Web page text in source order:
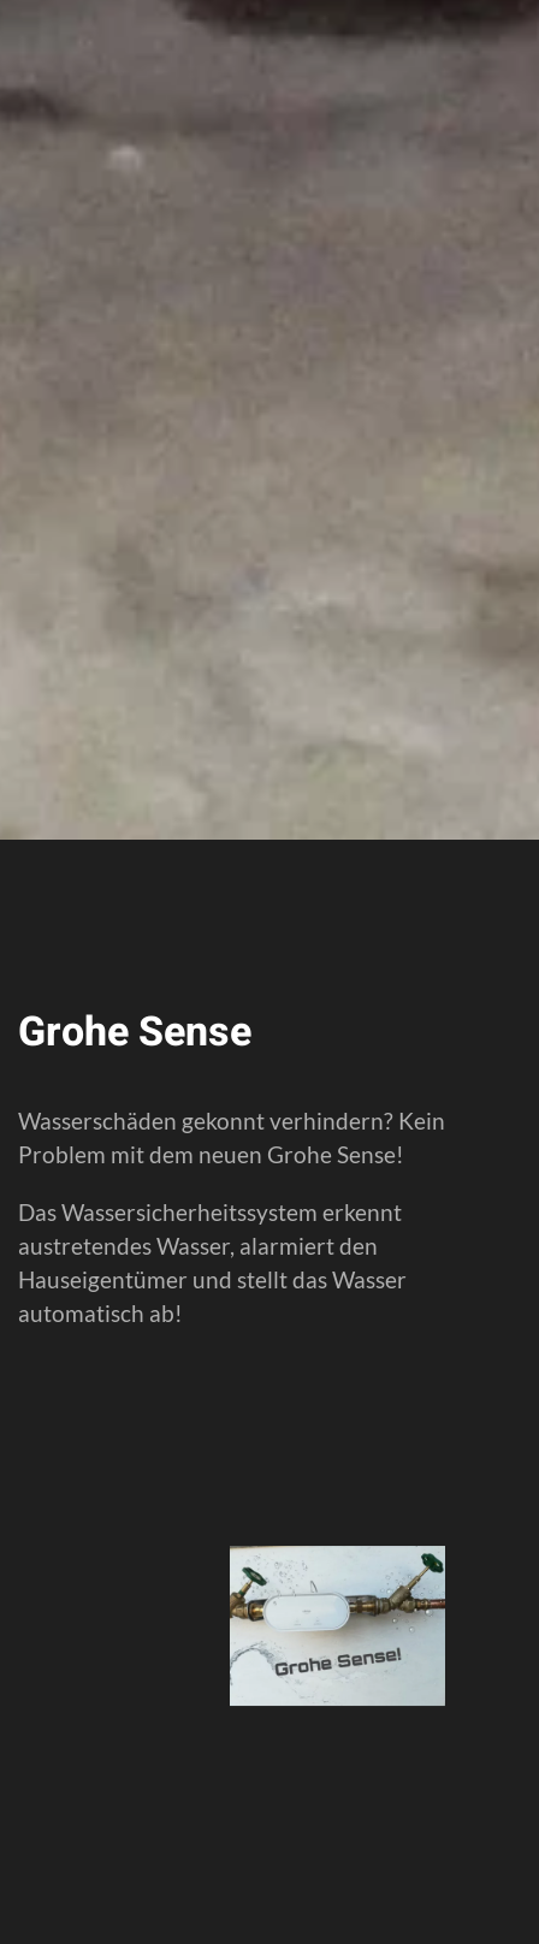
Grohe Sense
Wasserschäden gekonnt verhindern? Kein
Problem mit dem neuen Grohe Sense!
Das Wassersicherheitssystem erkennt
austretendes Wasser, alarmiert den
Hauseigentümer und stellt das Wasser
automatisch ab!